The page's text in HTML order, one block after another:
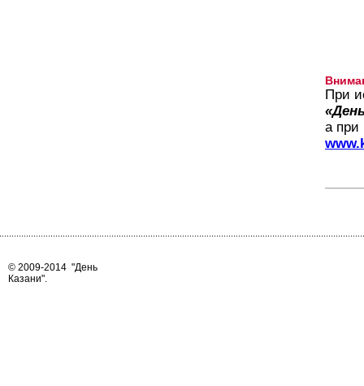
При
а при
© 2009-2014 "День
Казани".